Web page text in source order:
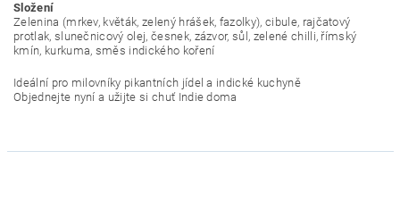
Složení
Zelenina (mrkev, květák, zelený hrášek, fazolky), cibule, rajčatový
protlak, slunečnicový olej, česnek, zázvor, sůl, zelené chilli, římský
kmín, kurkuma, směs indického koření
Ideální pro milovníky pikantních jídel a indické kuchyně
Objednejte nyní a užijte si chuť Indie doma